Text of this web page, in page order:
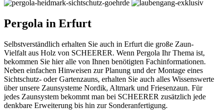
Pergola in Erfurt
Selbstverständlich erhalten Sie auch in Erfurt die große Zaun-
Vielfalt aus Holz von SCHEERER. Wenn Pergola Ihr Thema ist,
bekommen Sie hier alle von Ihnen benötigten Fachinformationen.
Neben einfachen Hinweisen zur Planung und der Montage eines
Sichtschutz- oder Gartenzauns, erhalten Sie auch alles Wissenswerte
über unsere Zaunsysteme Nordik, Altmark und Friesenzaun. Für
jedes Zaunsystem bekommt man bei SCHEERER zusätzlich jede
denkbare Erweiterung bis hin zur Sonderanfertigung.